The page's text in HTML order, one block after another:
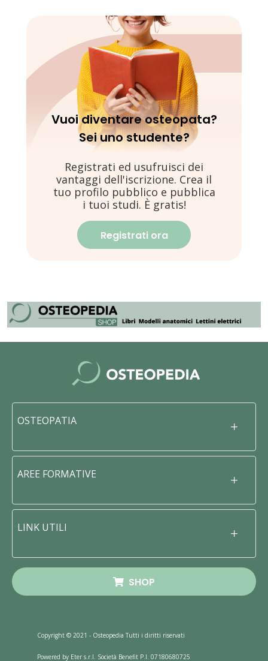
Vuoi diventare osteopata?
Sei uno studente?
Registrati ed usufruisci dei
vantaggi dell'iscrizione. Crea il
tuo profilo pubblico e pubblica
i tuoi studi. È gratis!
Registrati ora
OSTEOPATIA
AREE FORMATIVE
LINK UTILI
SHOP
Copyright © 2021 - Osteopedia Tutti i diritti riservati
Powered by Eter s.r.l. Società Benefit P.I. 07180680725